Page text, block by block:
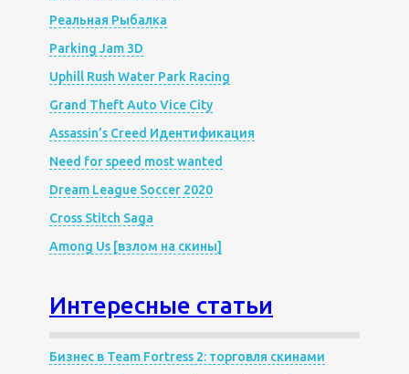
Реальная Рыбалка
Parking Jam 3D
Uphill Rush Water Park Racing
Grand Theft Auto Vice City
Assassin’s Creed Идентификация
Need for speed most wanted
Dream League Soccer 2020
Cross Stitch Saga
Among Us [взлом на скины]
Интересные статьи
Бизнес в Team Fortress 2: торговля скинами